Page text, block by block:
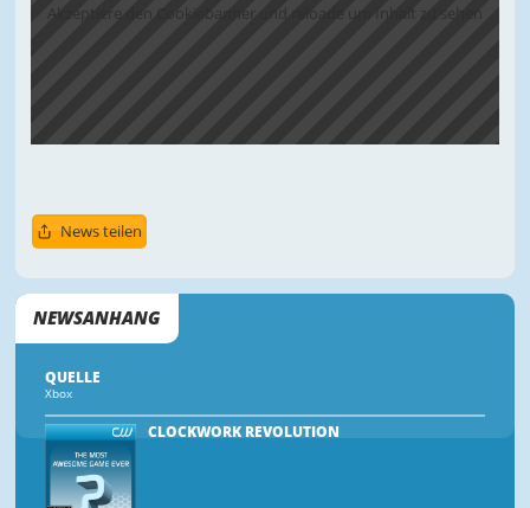
Akzeptiere den Cookiebanner und reloade um Inhalt zu sehen
News teilen
NEWSANHANG
QUELLE
Xbox
CLOCKWORK REVOLUTION